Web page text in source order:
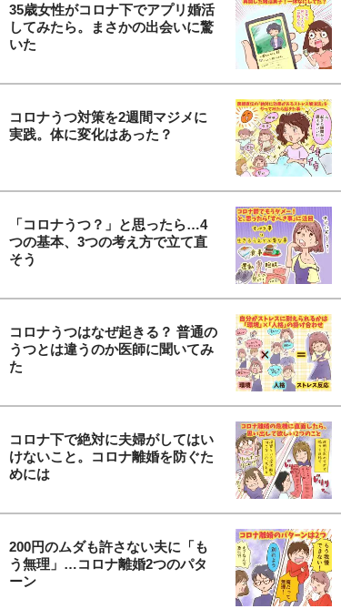
35歳女性がコロナ下でアプリ婚活
してみたら。まさかの出会いに驚
いた
コロナうつ対策を2週間マジメに
実践。体に変化はあった？
「コロナうつ？」と思ったら…4
つの基本、3つの考え方で立て直
そう
コロナうつはなぜ起きる？ 普通の
うつとは違うのか医師に聞いてみ
た
コロナ下で絶対に夫婦がしてはい
けないこと。コロナ離婚を防ぐた
めには
200円のムダも許さない夫に「も
う無理」…コロナ離婚2つのパタ
ーン